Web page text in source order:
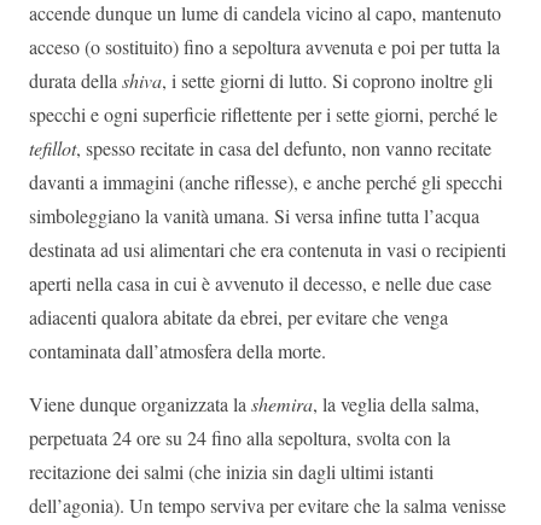
accende dunque un lume di candela vicino al capo, mantenuto
acceso (o sostituito) fino a sepoltura avvenuta e poi per tutta la
durata della shiva, i sette giorni di lutto. Si coprono inoltre gli
specchi e ogni superficie riflettente per i sette giorni, perché le
tefillot, spesso recitate in casa del defunto, non vanno recitate
davanti a immagini (anche riflesse), e anche perché gli specchi
simboleggiano la vanità umana. Si versa infine tutta l’acqua
destinata ad usi alimentari che era contenuta in vasi o recipienti
aperti nella casa in cui è avvenuto il decesso, e nelle due case
adiacenti qualora abitate da ebrei, per evitare che venga
contaminata dall’atmosfera della morte.
Viene dunque organizzata la shemira, la veglia della salma,
perpetuata 24 ore su 24 fino alla sepoltura, svolta con la
recitazione dei salmi (che inizia sin dagli ultimi istanti
dell’agonia). Un tempo serviva per evitare che la salma venisse